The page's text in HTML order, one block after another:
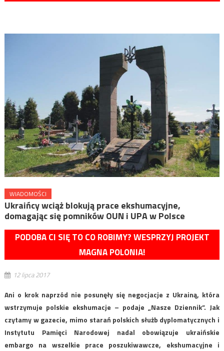
WIADOMOŚCI
Ukraińcy wciąż blokują prace ekshumacyjne,
domagając się pomników OUN i UPA w Polsce
PODOBA CI SIĘ TO CO ROBIMY? WESPRZYJ PROJEKT
MAGNA POLONIA!
12 lipca 2017
Ani o krok naprzód nie posunęły się negocjacje z Ukrainą, która
wstrzymuje polskie ekshumacje – podaje „Nasze Dziennik”. Jak
czytamy w gazecie, mimo starań polskich służb dyplomatycznych i
Instytutu Pamięci Narodowej nadal obowiązuje ukraińskie
embargo na wszelkie prace poszukiwawcze, ekshumacyjne i